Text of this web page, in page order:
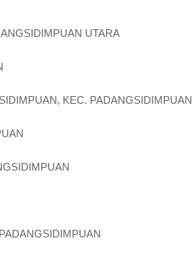
UTARA
KEC. PADANGSIDIMPUAN